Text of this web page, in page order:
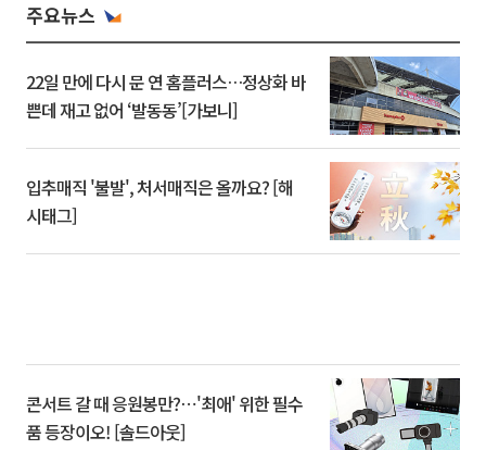
주요뉴스
22일 만에 다시 문 연 홈플러스…정상화 바
쁜데 재고 없어 ‘발동동’[가보니]
입추매직 '불발', 처서매직은 올까요? [해
시태그]
콘서트 갈 때 응원봉만?⋯'최애' 위한 필수
품 등장이오! [솔드아웃]